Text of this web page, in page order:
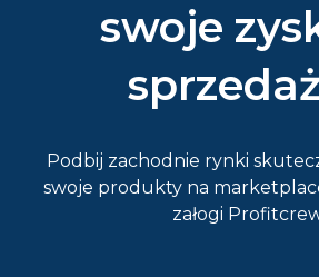
swoje
Podbij zachodnie rynki
swoje produkty na
załogi